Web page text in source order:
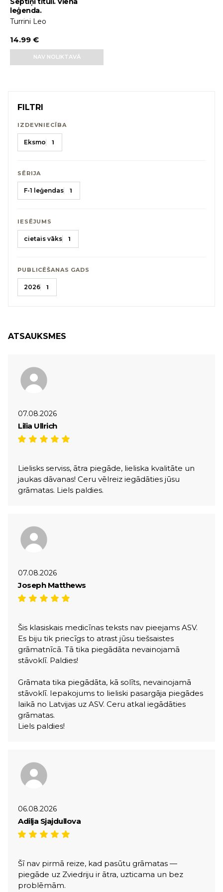
FILTRI
IZDEVNIECĪBA
Eksmo 1
SĒRIJA
F-1 leģendas 1
IESĒJUMS
cietais vāks 1
PUBLICĒŠANAS GADS
2026 1
ATSAUKSMES
07.08.2026
Lilia Ullrich
Lielisks serviss, ātra piegāde, lieliska kvalitāte un
jaukas dāvanas! Ceru vēlreiz iegādāties jūsu
grāmatas. Liels paldies.
07.08.2026
Joseph Matthews
Šis klasiskais medicīnas teksts nav pieejams ASV.
Es biju tik priecīgs to atrast jūsu tiešsaistes
grāmatnīcā. Tā tika piegādāta nevainojamā
stāvoklī. Paldies!
Grāmata tika piegādāta, kā solīts, nevainojamā
stāvoklī. Iepakojums to lieliski pasargāja piegādes
laikā no Latvijas uz ASV. Ceru atkal iegādāties
grāmatas.
Liels paldies!
06.08.2026
Adilja Sjajdullova
Šī nav pirmā reize, kad pasūtu grāmatas —
piegāde uz Zviedriju ir ātra, uzticama un bez
problēmām.
leģenda.
Turrini Leo
14.99 €
NAV NOLIKTAVĀ